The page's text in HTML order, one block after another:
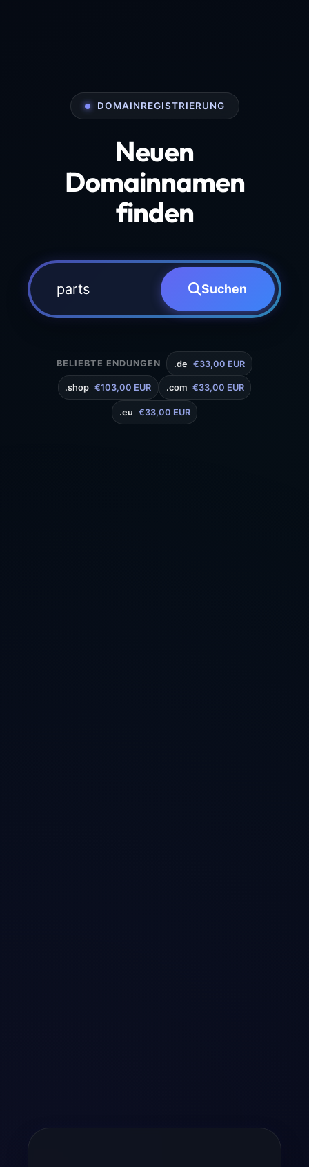
DOMAINREGISTRIERUNG
Neuen
Domainnamen
finden
Suchen
BELIEBTE ENDUNGEN .de €33,00 EUR
.shop €103,00 EUR .com €33,00 EUR
.eu €33,00 EUR